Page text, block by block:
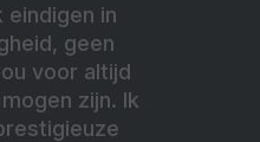
eindigen in
geen
voor altijd
zijn. Ik